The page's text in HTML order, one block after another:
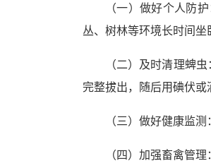
（一）做好个人防
丛、树林等环境长时间坐
（二）及时清理蜱
完整拔出，随后用碘伏或
（三）做好健康监
（四）加强畜禽管